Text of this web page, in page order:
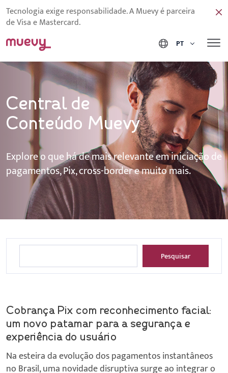
Tecnologia exige responsabilidade. A Muevy é parceira
de Visa e Mastercard.
PT
Central de
Conteúdo Muevy
Explore o que há de mais relevante em iniciação de
pagamentos, Pix, cross-border e muito mais.
Pesquisar
Cobrança Pix com reconhecimento facial:
um novo patamar para a segurança e
experiência do usuário
Na esteira da evolução dos pagamentos instantâneos
no Brasil, uma novidade disruptiva surge ao integrar o